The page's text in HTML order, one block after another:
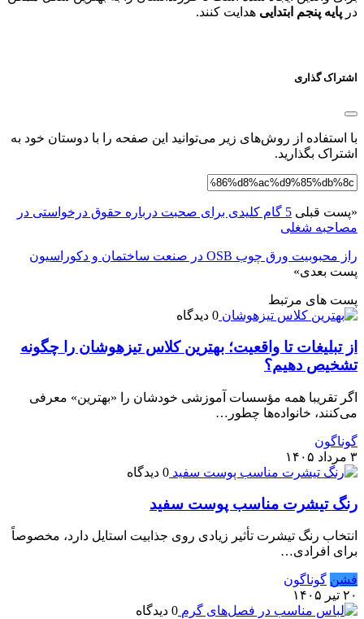
در پایه پنجم ابتدایی هدایت کنند.
اشتراک گذاری
با استفاده از روش‌های زیر می‌توانید این صفحه را با دوستان خود به
اشتراک بگذارید.
«پست قبلی
5 گام کلیدی برای صحبت درباره حقوق درخواستی در
مصاحبه شغلی
راز محبوبیت ورق چوب OSB در صنعت ساختمان و دکوراسیون
پست بعدی»
پست های مرتبط
0 دیدگاه
از تبلیغات تا واقعیت؛ بهترین کلاس تیزهوشان را چگونه
تشخیص دهیم؟
اگر تقریبا همه مؤسسات آموزشی خودشان را «بهترین» معرفی
می‌کنند، خانواده‌ها چطور…
گوناگون
۳ مرداد ۱۴۰۵
0 دیدگاه
رنگ تیشرت مناسب پوست سفید
انتخاب رنگ تیشرت تأثیر زیادی روی جذابیت استایل دارد، مخصوصاً
برای افرادی…
فشن گوناگون
۲۰ تیر ۱۴۰۵
0 دیدگاه